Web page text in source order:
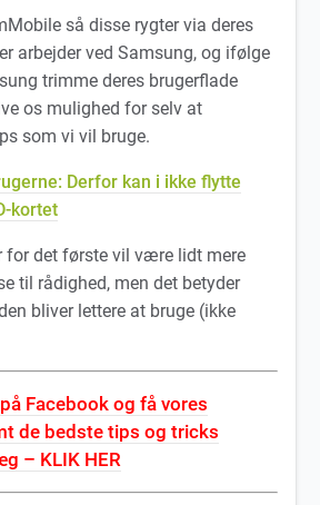
så disse rygter via deres
arbejder ved Samsung, og ifølge
trimme deres brugerflade
os mulighed for selv at
som vi vil bruge.
Derfor kan i ikke flytte
kortet
for det første vil være lidt mere
til rådighed, men det betyder
bliver lettere at bruge (ikke
Facebook og få vores
de bedste tips og tricks
– KLIK HER